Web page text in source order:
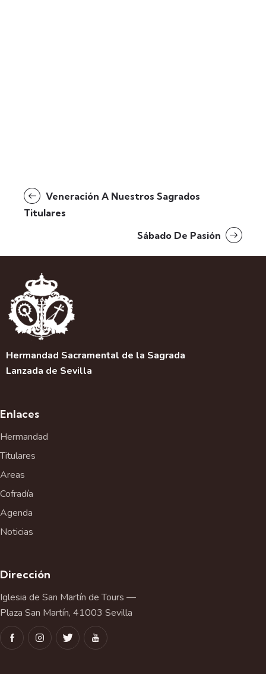
Veneración A Nuestros Sagrados
Titulares
Sábado De Pasión
Hermandad Sacramental de la Sagrada
Lanzada de Sevilla
Enlaces
Hermandad
Titulares
Areas
Cofradía
Agenda
Noticias
Dirección
Iglesia de San Martín de Tours —
Plaza San Martín, 41003 Sevilla